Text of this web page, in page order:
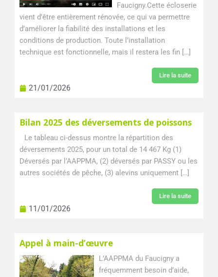
Faucigny.Cette écloserie
vient d’être entièrement rénovée, ce qui va permettre
d’améliorer la fiabilité des installations et les
conditions de production. Toute l’installation
technique est fonctionnelle, mais il restera les fin […]
Lire la suite
21/01/2026
Bilan 2025 des déversements de poissons
Le tableau ci-dessus montre la répartition des
déversements 2025, pour un total de 14 467 Kg (1)
Déversés par l’AAPPMA, (2) déversés par PASSY ou les
autres sociétés de pêche, (3) alevins uniquement […]
Lire la suite
11/01/2026
Appel à main-d’œuvre
L’AAPPMA du Faucigny a
fréquemment besoin d’aide,